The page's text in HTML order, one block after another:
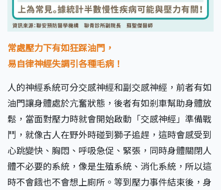
常處壓力下有如狂踩油門，
易自律神經失調引各種毛病！
人的神經系統可分交感神經和副交感神經，前者有如
油門讓身體處於亢奮狀態，後者有如剎車幫助身體放
鬆，當面對壓力時就會開始啟動「交感神經」準備戰
鬥，就像古人在野外時碰到獅子追趕，這時會感受到
心跳變快、胸悶、呼吸急促、緊張，同時身體關閉人
體不必要的系統，像是生殖系統、消化系統，所以這
時不會餓也不會想上廁所。等到壓力事件結束後，身